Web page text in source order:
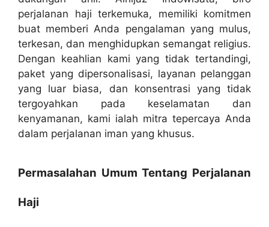
perjalanan haji terkemuka, memiliki komitmen
buat memberi Anda pengalaman yang mulus,
terkesan, dan menghidupkan semangat religius.
Dengan keahlian kami yang tidak tertandingi,
paket yang dipersonalisasi, layanan pelanggan
yang luar biasa, dan konsentrasi yang tidak
tergoyahkan pada keselamatan dan
kenyamanan, kami ialah mitra tepercaya Anda
dalam perjalanan iman yang khusus.
Permasalahan Umum Tentang Perjalanan
Haji